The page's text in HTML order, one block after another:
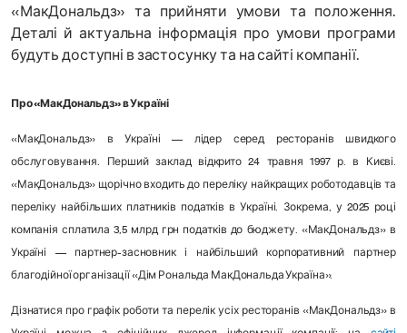
«МакДональдз» та прийняти умови та положення.
Деталі й актуальна інформація про умови програми
будуть доступні в застосунку та на сайті компанії.
Про «МакДональдз» в Україні
«МакДональдз» в Україні — лідер серед ресторанів швидкого
обслуговування. Перший заклад відкрито 24 травня 1997 р. в Києві.
«МакДональдз» щорічно входить до переліку найкращих роботодавців та
переліку найбільших платників податків в Україні. Зокрема, у 2025 році
компанія сплатила 3,5 млрд грн податків до бюджету. «МакДональдз» в
Україні — партнер-засновник і найбільший корпоративний партнер
благодійної організації «Дім Рональда МакДональда Україна».
Дізнатися про графік роботи та перелік усіх ресторанів «МакДональдз» в